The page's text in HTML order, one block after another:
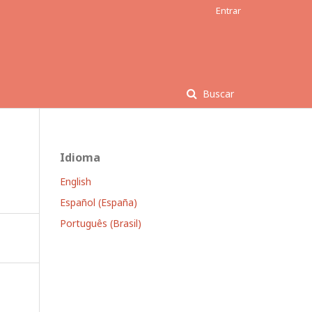
Buscar
Entrar
Idioma
English
Español (España)
Português (Brasil)